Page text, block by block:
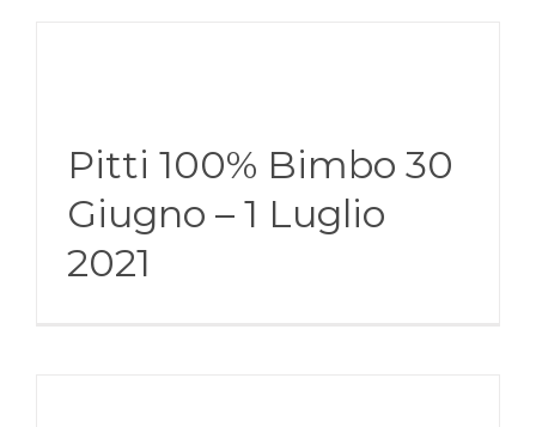
Pitti 100% Bimbo 30
Giugno – 1 Luglio
2021